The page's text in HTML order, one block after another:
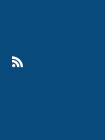
YouTube